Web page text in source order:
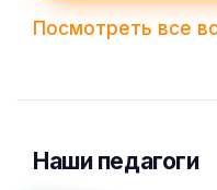
Посмотреть все
Наши педагоги